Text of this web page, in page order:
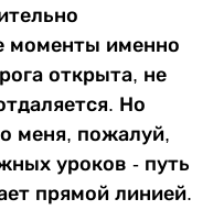
моменты именно
открыта, не
Но
меня, пожалуй,
уроков - путь
прямой линией.